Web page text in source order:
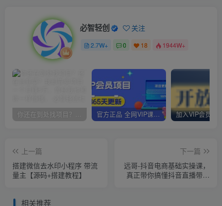
必智轻创 关注
2.7W+ 0 18 1944W+
你还在到处找项目？还在当韭菜？我却靠卖项目一个月赚5万，曾经我也和你一样懵懂。 官方正品 全网VIP课程 无损下载~
上一篇
搭建微信去水印小程序 带流
量主【源码+搭建教程】
下一篇
远哥-抖音电商基础实操课，
真正带你搞懂抖音直播带货
相关推荐